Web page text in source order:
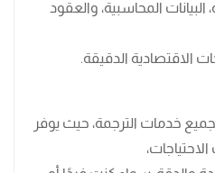
البيانات المحاسبية، والعقود
الاقتصادية الدقيقة.
خدمات الترجمة، حيث يوفر